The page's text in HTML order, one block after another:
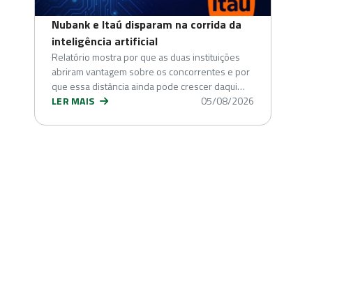
Nubank e Itaú disparam na corrida da
inteligência artificial
Relatório mostra por que as duas instituições
abriram vantagem sobre os concorrentes e por
que essa distância ainda pode crescer daqui…
LER MAIS
05/08/2026